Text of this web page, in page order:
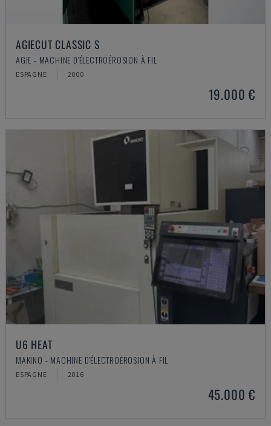
AGIECUT CLASSIC S
AGIE - MACHINE D'ÉLECTROÉROSION À FIL
ESPAGNE 2000
19.000 €
U6 HEAT
MAKINO - MACHINE D'ÉLECTROÉROSION À FIL
ESPAGNE 2016
45.000 €